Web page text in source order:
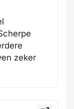
zeker